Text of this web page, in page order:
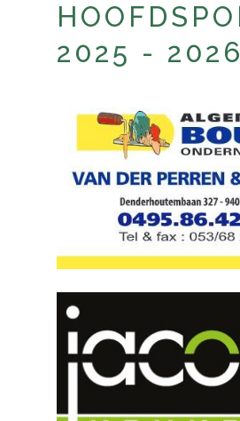
2025 - 2026